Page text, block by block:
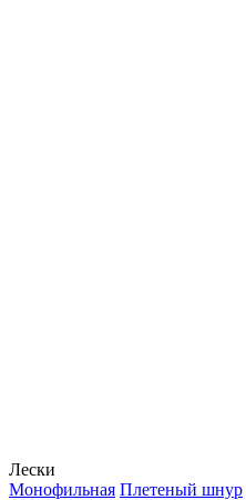
Лески
Монофильная Плетеный шнур